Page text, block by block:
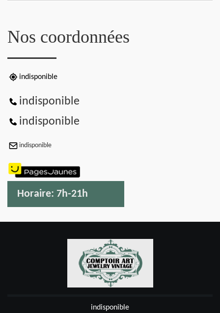
Nos coordonnées
indisponible
indisponible
indisponible
indisponible
Horaire: 7h-21h
indisponible